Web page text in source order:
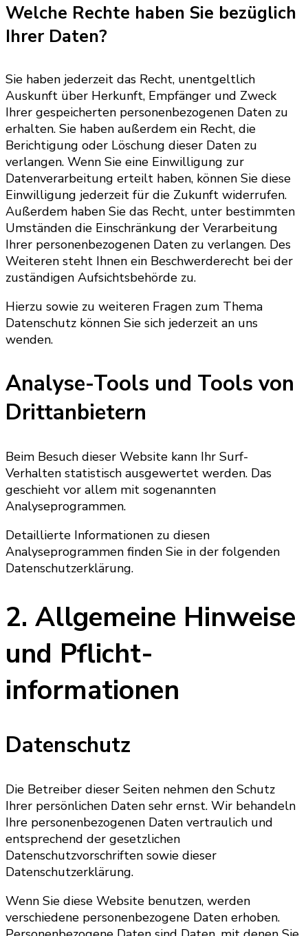
Welche Rechte haben Sie bezüglich
Ihrer Daten?
Sie haben jederzeit das Recht, unentgeltlich
Auskunft über Herkunft, Empfänger und Zweck
Ihrer gespeicherten personenbezogenen Daten zu
erhalten. Sie haben außerdem ein Recht, die
Berichtigung oder Löschung dieser Daten zu
verlangen. Wenn Sie eine Einwilligung zur
Datenverarbeitung erteilt haben, können Sie diese
Einwilligung jederzeit für die Zukunft widerrufen.
Außerdem haben Sie das Recht, unter bestimmten
Umständen die Einschränkung der Verarbeitung
Ihrer personenbezogenen Daten zu verlangen. Des
Weiteren steht Ihnen ein Beschwerderecht bei der
zuständigen Aufsichtsbehörde zu.
Hierzu sowie zu weiteren Fragen zum Thema
Datenschutz können Sie sich jederzeit an uns
wenden.
Analyse-Tools und Tools von
Dritt­anbietern
Beim Besuch dieser Website kann Ihr Surf-
Verhalten statistisch ausgewertet werden. Das
geschieht vor allem mit sogenannten
Analyseprogrammen.
Detaillierte Informationen zu diesen
Analyseprogrammen finden Sie in der folgenden
Datenschutzerklärung.
2. Allgemeine Hinweise
und Pflicht­
informationen
Datenschutz
Die Betreiber dieser Seiten nehmen den Schutz
Ihrer persönlichen Daten sehr ernst. Wir behandeln
Ihre personenbezogenen Daten vertraulich und
entsprechend der gesetzlichen
Datenschutzvorschriften sowie dieser
Datenschutzerklärung.
Wenn Sie diese Website benutzen, werden
verschiedene personenbezogene Daten erhoben.